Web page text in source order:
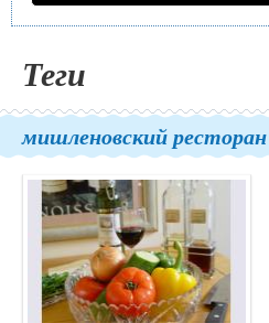
Теги
мишленовский ресторан